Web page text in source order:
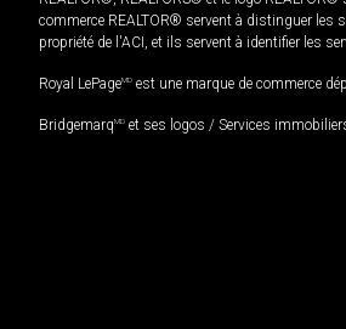
commerce REALTOR® servent à distinguer
propriété de l'ACI, et ils servent à identifier les
Royal LePageMD est une marque de commerce
BridgemarqMD et ses logos / Services